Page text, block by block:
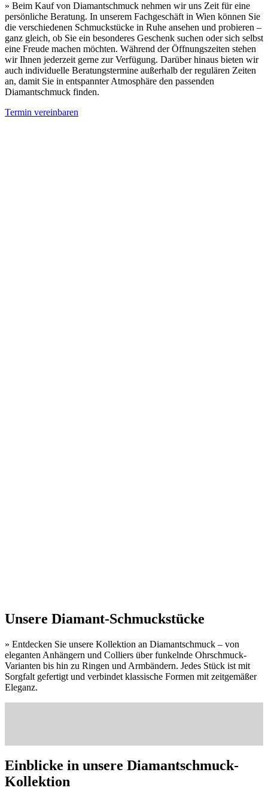
» Beim Kauf von Diamantschmuck nehmen wir uns Zeit für eine
persönliche Beratung. In unserem Fachgeschäft in Wien können Sie
die verschiedenen Schmuckstücke in Ruhe ansehen und probieren –
ganz gleich, ob Sie ein besonderes Geschenk suchen oder sich selbst
eine Freude machen möchten. Während der Öffnungszeiten stehen
wir Ihnen jederzeit gerne zur Verfügung. Darüber hinaus bieten wir
auch individuelle Beratungstermine außerhalb der regulären Zeiten
an, damit Sie in entspannter Atmosphäre den passenden
Diamantschmuck finden.
Termin vereinbaren
Unsere Diamant-Schmuckstücke
» Entdecken Sie unsere Kollektion an Diamantschmuck – von
eleganten Anhängern und Colliers über funkelnde Ohrschmuck-
Varianten bis hin zu Ringen und Armbändern. Jedes Stück ist mit
Sorgfalt gefertigt und verbindet klassische Formen mit zeitgemäßer
Eleganz.
Diamantarmbänder
Einblicke in unsere Diamantschmuck-
Kollektion